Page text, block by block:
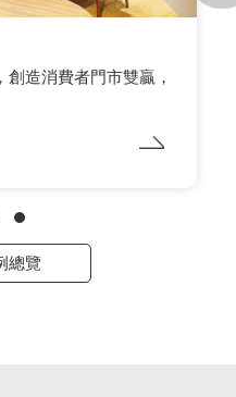
創造消費者門市雙贏，
總覽